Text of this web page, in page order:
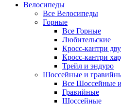
Велосипеды
Все Велосипеды
Горные
Все Горные
Любительские
Кросс-кантри
Кросс-кантри
Трейл и эндуро
Шоссейные и
Все Шоссейные
Гравийные
Шоссейные